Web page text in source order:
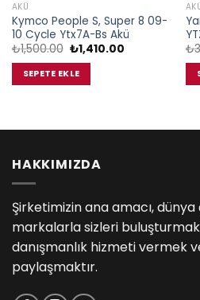
AKÜ
Kymco People S, Super 8 09-
10 Cycle Ytx7A-Bs Akü
₺1,500.00 Orijinal
fiyat:
₺1,500.00.
₺1,410.00Şu
SEPETE EKLE
₺
HAKKIMIZDA
Şirketimizin ana amacı, dünya
markalarla sizleri
danışmanlık hizmeti vermek
paylaşmaktır.